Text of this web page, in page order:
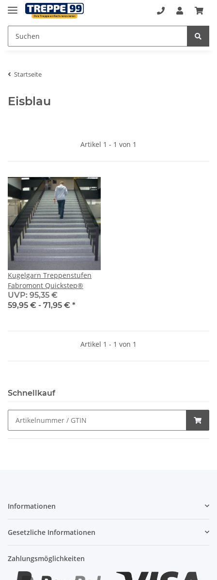
Startseite
Eisblau
Artikel 1 - 1 von 1
Kugelgarn Treppenstufen
Fabromont Quickstep®
UVP: 95,35 €
59,95 € - 71,95 € *
Artikel 1 - 1 von 1
Schnellkauf
Informationen
Gesetzliche Informationen
Zahlungsmöglichkeiten